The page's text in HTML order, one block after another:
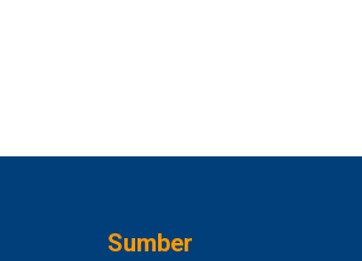
Sumber